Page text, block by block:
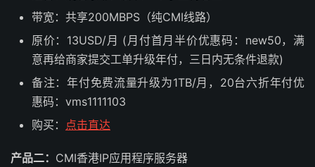
带宽：共享200MBPS（纯CMI线路）
原价：13USD/月 (月付首月半价优惠码：new50，满
意再给商家提交工单升级年付，三日内无条件退款)
备注：年付免费流量升级为1TB/月，20台六折年付优
惠码：vms1111103
购买： 点击直达
产品二： CMI香港IP应用程序服务器